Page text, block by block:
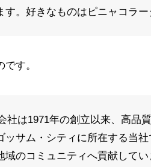
す。好きなものはピニャコラー
す。
社は1971年の創立以来、高品
ッサム・シティに所在する当
域のコミュニティへ貢献してい